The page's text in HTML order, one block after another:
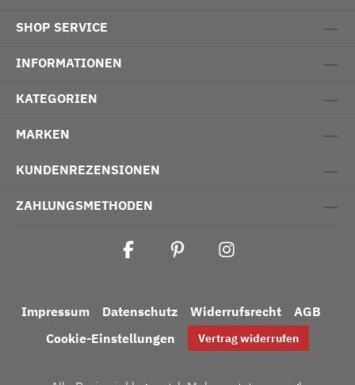
SHOP SERVICE
INFORMATIONEN
KATEGORIEN
MARKEN
KUNDENREZENSIONEN
ZAHLUNGSMETHODEN
Impressum Datenschutz Widerrufsrecht
AGB
Cookie-Einstellungen
Vertrag widerrufen